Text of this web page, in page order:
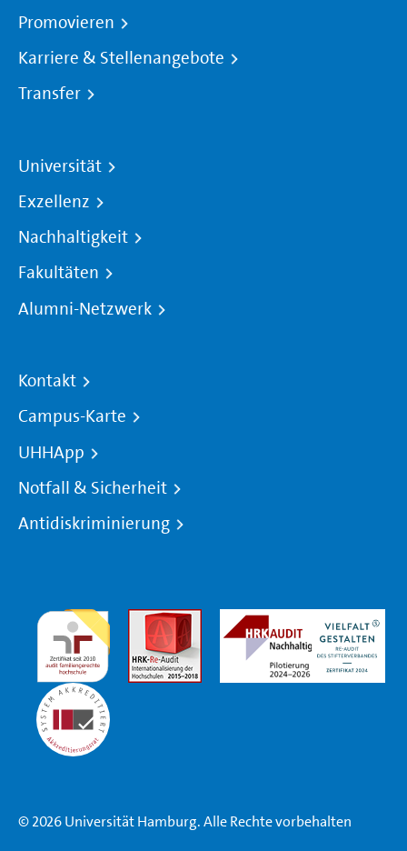
Promovieren
Karriere & Stellenangebote
Transfer
Universität
Exzellenz
Nachhaltigkeit
Fakultäten
Alumni-Netzwerk
Kontakt
Campus-Karte
UHHApp
Notfall & Sicherheit
Antidiskriminierung
© 2026 Universität Hamburg. Alle Rechte vorbehalten